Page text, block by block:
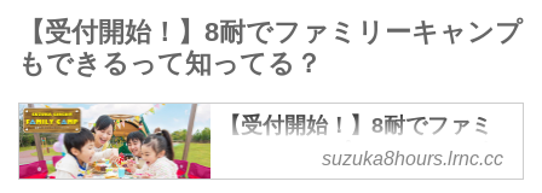
2019年7月25日（木）～28日
（日）に開催される「2018-2019
FIM世界耐久選手権 最終戦 "コ
カ・コーラ" 鈴鹿8時間耐久ロード
レース 第42回大会」の見どころ
をまるっとご紹介！はじめての人
【受付開始！】8耐でファミリーキャンプ
もできるって知ってる？
【受付開始！】8耐でファミ
リーキャンプもできるって知
ってる？ - 8耐をもっと知ろ
suzuka8hours.lrnc.cc